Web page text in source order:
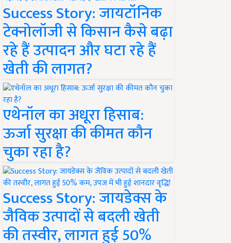
Success Story: जायटॉनिक
टेक्नोलॉजी से किसान कैसे बढ़ा
रहे हैं उत्पादन और घटा रहे हैं
खेती की लागत?
एथेनॉल का अधूरा हिसाब:
ऊर्जा सुरक्षा की कीमत कौन
चुका रहा है?
Success Story: जायडेक्स के
जैविक उत्पादों से बदली खेती
की तस्वीर, लागत हुई 50%